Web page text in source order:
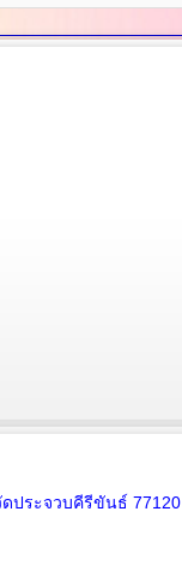
ประจวบคีรีขันธ์ 77120